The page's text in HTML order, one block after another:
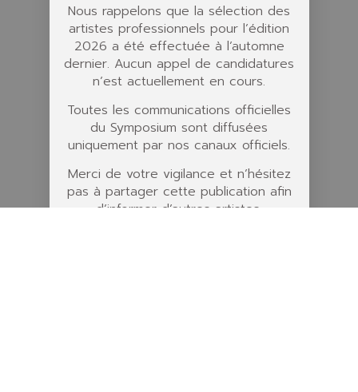
Nous rappelons que la sélection des
artistes professionnels pour l’édition
2026 a été effectuée à l’automne
dernier. Aucun appel de candidatures
n’est actuellement en cours.
Toutes les communications officielles
du Symposium sont diffusées
uniquement par nos canaux officiels.
Merci de votre vigilance et n’hésitez
pas à partager cette publication afin
d’informer d’autres artistes.